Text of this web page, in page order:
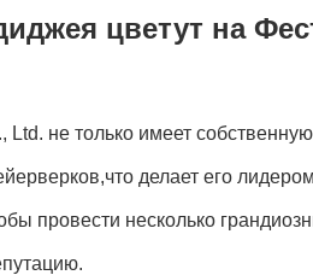
цветут на
не только имеет
делает его
провести несколько